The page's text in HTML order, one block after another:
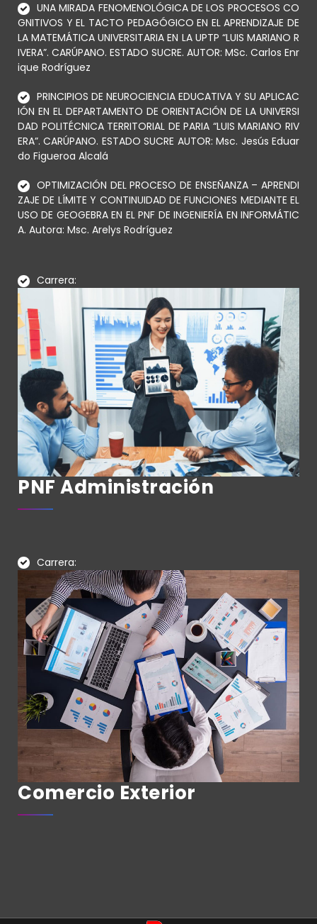
UNA MIRADA FENOMENOLÓGICA DE LOS PROCESOS CO
GNITIVOS Y EL TACTO PEDAGÓGICO EN EL APRENDIZAJE DE
LA MATEMÁTICA UNIVERSITARIA EN LA UPTP “LUIS MARIANO R
IVERA”. CARÚPANO. ESTADO SUCRE. AUTOR: MSc. Carlos Enr
ique Rodríguez
PRINCIPIOS DE NEUROCIENCIA EDUCATIVA Y SU APLICAC
IÓN EN EL DEPARTAMENTO DE ORIENTACIÓN DE LA UNIVERSI
DAD POLITÉCNICA TERRITORIAL DE PARIA “LUIS MARIANO RIV
ERA”. CARÚPANO. ESTADO SUCRE AUTOR: Msc. Jesús Eduar
do Figueroa Alcalá
OPTIMIZACIÓN DEL PROCESO DE ENSEÑANZA – APRENDI
ZAJE DE LÍMITE Y CONTINUIDAD DE FUNCIONES MEDIANTE EL
USO DE GEOGEBRA EN EL PNF DE INGENIERÍA EN INFORMÁTIC
A. Autora: Msc. Arelys Rodríguez
Carrera:
PNF Administración
Carrera:
Comercio Exterior